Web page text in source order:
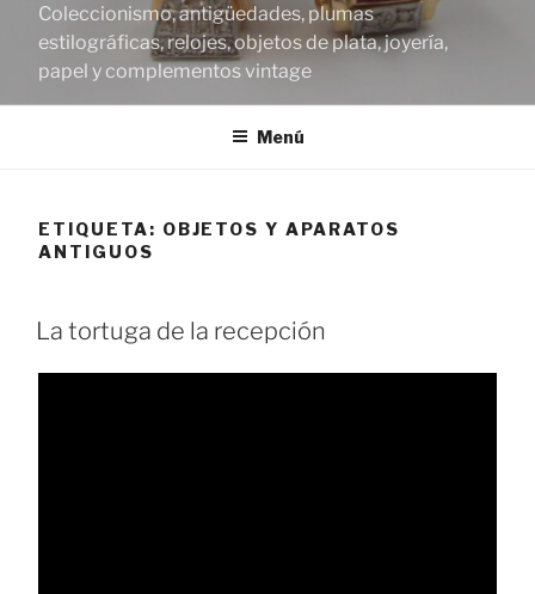
Coleccionismo, antigüedades, plumas
estilográficas, relojes, objetos de plata, joyería,
papel y complementos vintage
Menú
ETIQUETA: OBJETOS Y APARATOS
ANTIGUOS
La tortuga de la recepción